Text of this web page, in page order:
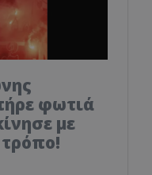
φωτιά
με
τρόπο!